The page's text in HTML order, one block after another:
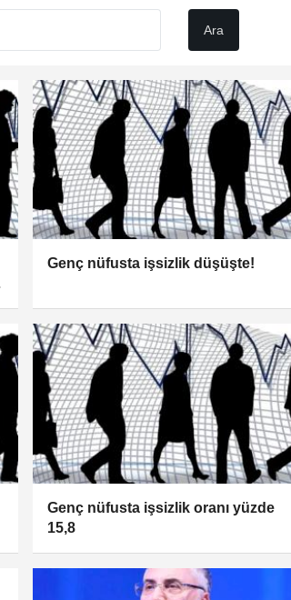
Genç nüfusta işsizlik düşüşte!
Genç nüfusta işsizlik oranı yüzde
15,8